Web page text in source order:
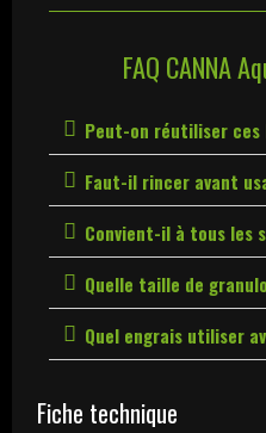
FAQ CANNA
Peut-on réutiliser ces
Faut-il rincer avant
Convient-il à tous les
Quelle taille de
Quel engrais utiliser
Fiche technique